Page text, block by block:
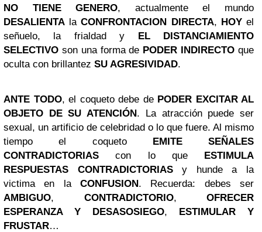
NO TIENE GENERO, actualmente el mundo
DESALIENTA laCONFRONTACION DIRECTA, HOYel
señuelo, la frialdad y EL DISTANCIAMIENTO
SELECTIVO son una forma de PODER INDIRECTO que
oculta con brillantez SU AGRESIVIDAD.
ANTE TODO, el coqueto debe de PODER EXCITAR AL
OBJETO DE SU ATENCIÓN. La atracción puede ser
sexual, un artificio de celebridad o lo que fuere. Al mismo
tiempo el coqueto EMITE SEÑALES
CONTRADICTORIAS con lo que ESTIMULA
RESPUESTAS CONTRADICTORIASy hunde a la
victima en la CONFUSION. Recuerda: debes ser
AMBIGUO, CONTRADICTORIO, OFRECER
ESPERANZA Y DESASOSIEGO, ESTIMULAR Y
FRUSTAR…